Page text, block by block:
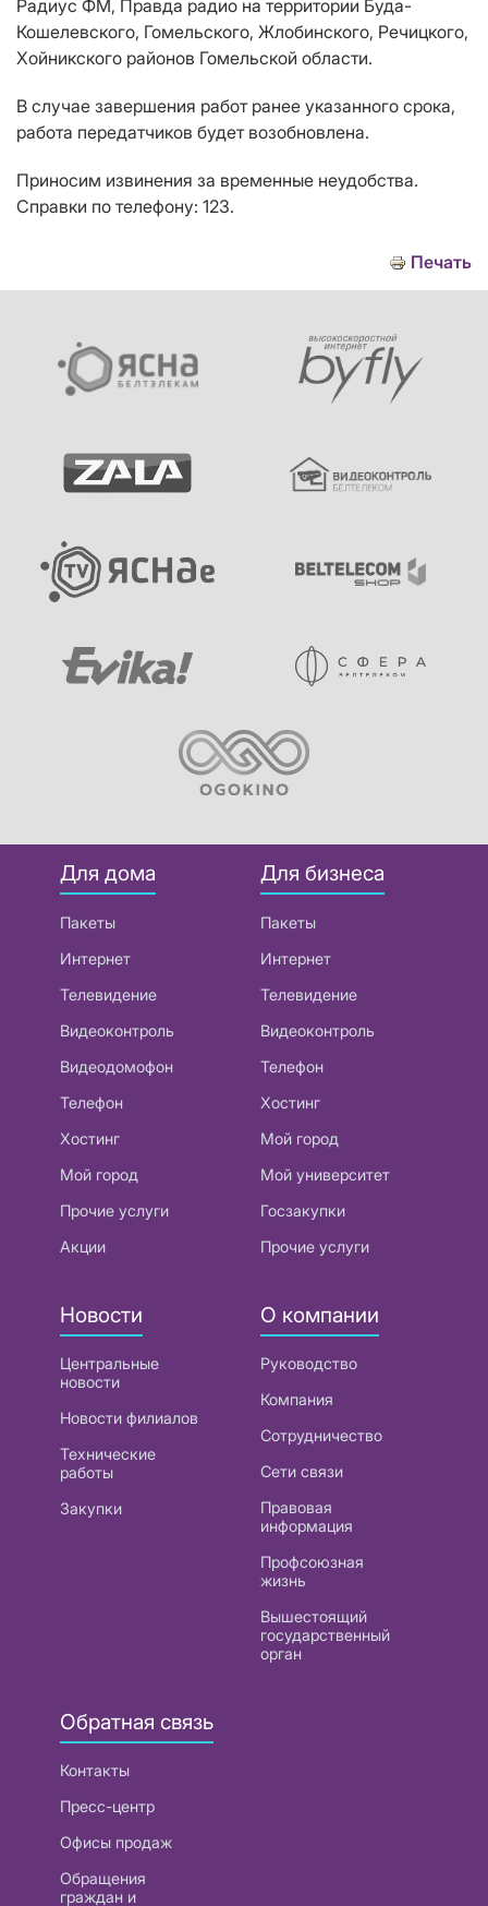
Радиус ФМ, Правда радио на территории Буда-
Кошелевского, Гомельского, Жлобинского, Речицкого,
Хойникского районов Гомельской области.
В случае завершения работ ранее указанного срока,
работа передатчиков будет возобновлена.
Приносим извинения за временные неудобства.
Справки по телефону: 123.
Печать
Для дома
Пакеты
Интернет
Телевидение
Видеоконтроль
Видеодомофон
Телефон
Хостинг
Мой город
Прочие услуги
Акции
Для бизнеса
Пакеты
Интернет
Телевидение
Видеоконтроль
Телефон
Хостинг
Мой город
Мой университет
Госзакупки
Прочие услуги
Новости
Центральные
новости
Новости филиалов
Технические
работы
Закупки
О компании
Руководство
Компания
Сотрудничество
Сети связи
Правовая
информация
Профсоюзная
жизнь
Вышестоящий
государственный
орган
Обратная связь
Контакты
Пресс-центр
Офисы продаж
Обращения
граждан и